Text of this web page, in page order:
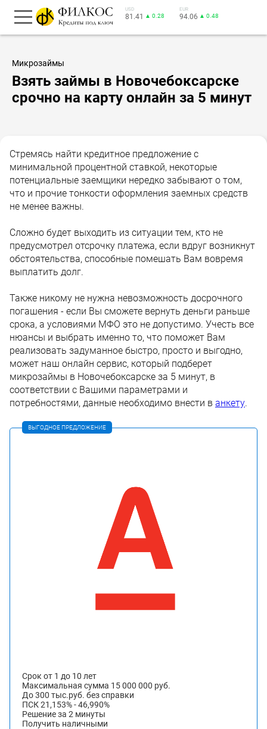
USD
81.41 ▲ 0.28
EUR
94.06 ▲ 0.48
Микрозаймы
Взять займы в Новочебоксарске
срочно на карту онлайн за 5 минут
Стремясь найти кредитное предложение с
минимальной процентной ставкой, некоторые
потенциальные заемщики нередко забывают о том,
что и прочие тонкости оформления заемных средств
не менее важны.
Сложно будет выходить из ситуации тем, кто не
предусмотрел отсрочку платежа, если вдруг возникнут
обстоятельства, способные помешать Вам вовремя
выплатить долг.
Также никому не нужна невозможность досрочного
погашения - если Вы сможете вернуть деньги раньше
срока, а условиями МФО это не допустимо. Учесть все
нюансы и выбрать именно то, что поможет Вам
реализовать задуманное быстро, просто и выгодно,
может наш онлайн сервис, который подберет
микрозаймы в Новочебоксарске за 5 минут, в
соответствии с Вашими параметрами и
потребностями, данные необходимо внести в анкету.
ВЫГОДНОЕ ПРЕДЛОЖЕНИЕ
Срок от 1 до 10 лет
Максимальная сумма 15 000 000 руб.
До 300 тыс.руб. без справки
ПСК 21,153% - 46,990%
Решение за 2 минуты
Получить наличными